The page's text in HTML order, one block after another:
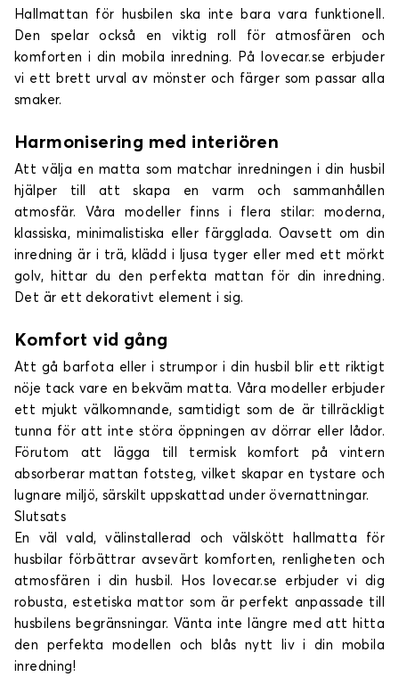
Hallmattan för husbilen ska inte bara vara funktionell.
Den spelar också en viktig roll för atmosfären och
komforten i din mobila inredning. På lovecar.se erbjuder
vi ett brett urval av mönster och färger som passar alla
smaker.
Harmonisering med interiören
Att välja en matta som matchar inredningen i din husbil
hjälper till att skapa en varm och sammanhållen
atmosfär. Våra modeller finns i flera stilar: moderna,
klassiska, minimalistiska eller färgglada. Oavsett om din
inredning är i trä, klädd i ljusa tyger eller med ett mörkt
golv, hittar du den perfekta mattan för din inredning.
Det är ett dekorativt element i sig.
Komfort vid gång
Att gå barfota eller i strumpor i din husbil blir ett riktigt
nöje tack vare en bekväm matta. Våra modeller erbjuder
ett mjukt välkomnande, samtidigt som de är tillräckligt
tunna för att inte störa öppningen av dörrar eller lådor.
Förutom att lägga till termisk komfort på vintern
absorberar mattan fotsteg, vilket skapar en tystare och
lugnare miljö, särskilt uppskattad under övernattningar.
Slutsats
En väl vald, välinstallerad och välskött hallmatta för
husbilar förbättrar avsevärt komforten, renligheten och
atmosfären i din husbil. Hos lovecar.se erbjuder vi dig
robusta, estetiska mattor som är perfekt anpassade till
husbilens begränsningar. Vänta inte längre med att hitta
den perfekta modellen och blås nytt liv i din mobila
inredning!